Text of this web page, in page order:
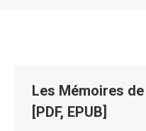
Les Mémoires
[PDF, EPUB]